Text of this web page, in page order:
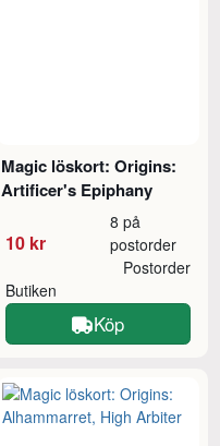
Magic löskort: Origins:
Artificer's Epiphany
10 kr
8 på
postorder
Butiken
Postorder
Köp